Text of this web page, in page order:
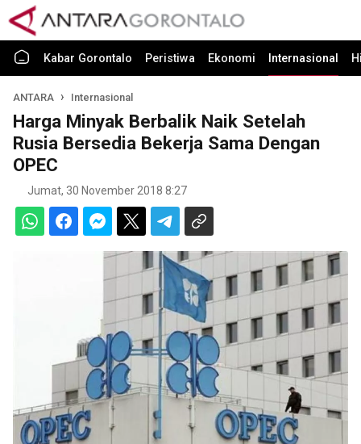
Kabar Gorontalo Peristiwa Ekonomi Internasional
ANTARA Internasional
Harga Minyak Berbalik Naik Setelah
Rusia Bersedia Bekerja Sama Dengan
OPEC
Jumat, 30 November 2018 8:27